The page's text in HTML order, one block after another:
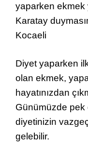
yaparken ekmek
Karatay
Kocaeli
Diyet yaparken
olan ekmek,
hayatınızdan
Günümüzde
diyetinizin
gelebilir.